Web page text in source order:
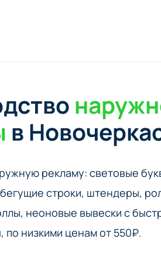
в
рекламу: cветовые
строки, штендеры,
неоновые вывески с
по низкими ценам от 550₽.